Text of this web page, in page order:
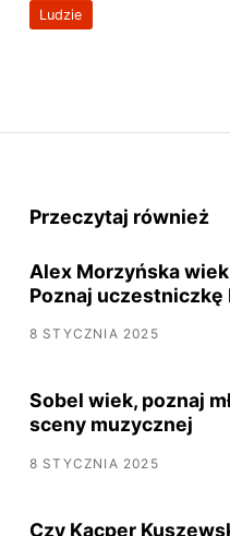
Ludzie
Przeczytaj również
Alex Morzyńska
Poznaj uczestniczkę
8 STYCZNIA 2025
Sobel wiek, poznaj
sceny muzycznej
8 STYCZNIA 2025
Czy Kacper